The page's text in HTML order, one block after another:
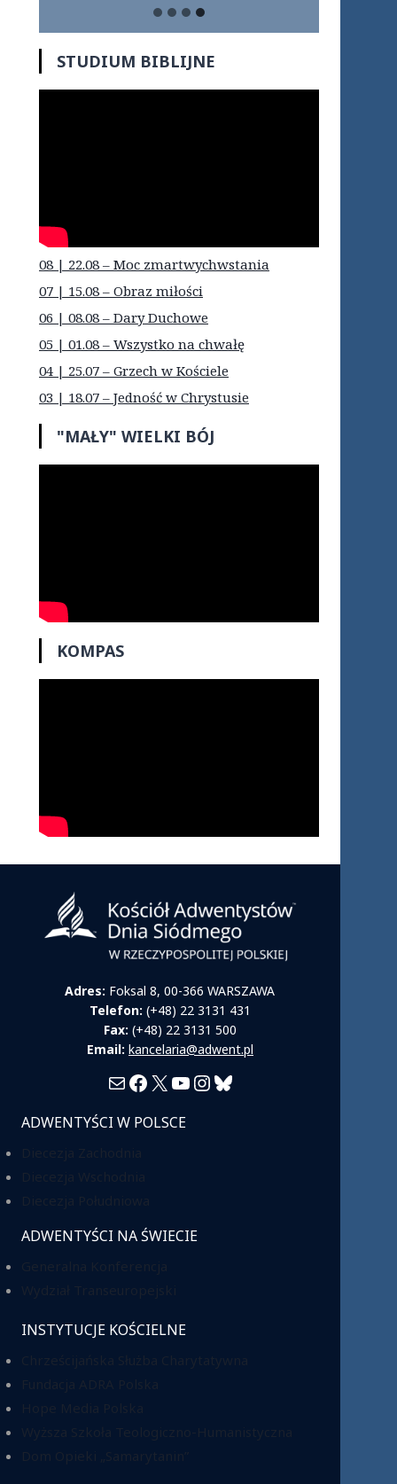
STUDIUM BIBLIJNE
08 | 22.08 – Moc zmartwychwstania
07 | 15.08 – Obraz miłości
06 | 08.08 – Dary Duchowe
05 | 01.08 – Wszystko na chwałę
04 | 25.07 – Grzech w Kościele
03 | 18.07 – Jedność w Chrystusie
"MAŁY" WIELKI BÓJ
KOMPAS
Adres: Foksal 8, 00-366 WARSZAWA
Telefon: (+48) 22 3131 431
Fax: (+48) 22 3131 500
Email: kancelaria@adwent.pl
MailFacebook
X YouTube
Instagram
Bluesky
ADWENTYŚCI W POLSCE
ADWENTYŚCI NA ŚWIECIE
INSTYTUCJE KOŚCIELNE